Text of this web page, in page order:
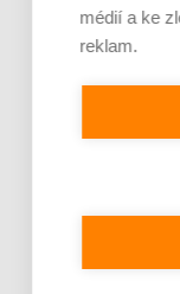
médií a ke
reklam.